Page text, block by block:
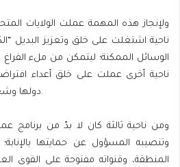
ولإنجاز هذه المهمة عملت الولايات
ناحية اشتغلت على خلق وتعزيز البديل
الوسائل الممكنة؛ ليتمكن من ملء الفراغ
ناحية أخرى عملت على خلق أعداء
دولها وشعوبها في حاجة دائمة للحماية.
ومن ناحية ثالثة كان لا بدّ من برنامج
وتنصيبه المسؤول عن حمايتها
المنطقة، وقنواته مفتوحة على القوى